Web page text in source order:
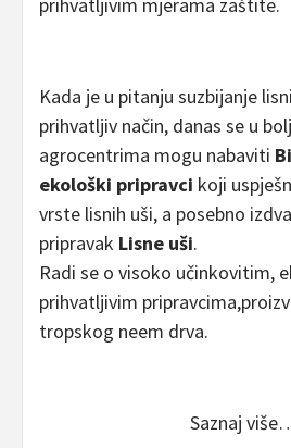
Kada je u pitanju suzbijanje
prihvatljiv način, danas se u
agrocentrima mogu nabaviti
ekološki pripravci koji
vrste lisnih uši, a posebno
pripravak Lisne uši.
Radi se o visoko učinkovitim,
prihvatljivim
tropskog neem drva.
Saznaj